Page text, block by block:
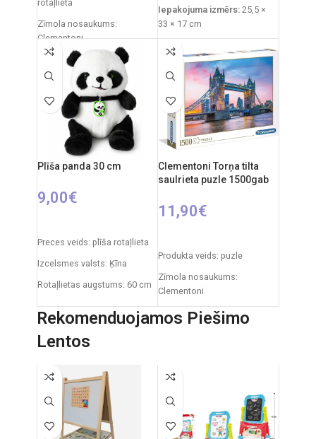
rotaļlieta
Zīmola nosaukums:
Clementoni
Izcelsmes valsts: Itālija
Iepakojuma izmēri: 31 x 20 x
Ieteicamais vecums: no 0
mēnešiem.
Iepakojuma izmērs: 25,5 ×
33 × 17 cm
Funkcijas:gaismas
projektors, zvana signāli,
baltais troksnis
Materiāli:plīšs, plastmasa
Uzturēšana:plīšs ir
mazgājams, noņemot
iekšējo moduli.
Izcelsmes valsts:Itālija /
Plīša panda 30 cm
9,00€
Preces veids: plīša rotaļlieta
Izcelsmes valsts: Ķīna
Rotaļlietas augstums: 60 cm
Clementoni Torņa tilta
saulrieta puzle 1500gab
11,90€
Produkta veids: puzle
Zīmola nosaukums:
Clementoni
Izcelsmes valsts: Itālija
gadiem.
Rekomenduojamos Piešimo
Lentos